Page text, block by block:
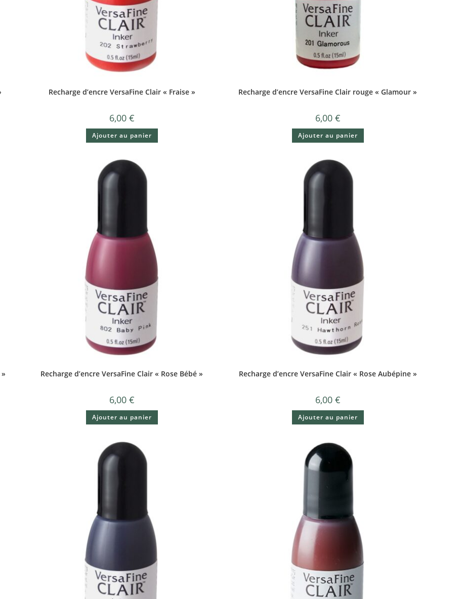
Recharge d’encre VersaFine Clair « Fraise »
6,00 €
Ajouter au panier
Recharge d’encre VersaFine Clair rouge « Glamour »
6,00 €
Ajouter au panier
Recharge d’encre VersaFine Clair « Rose Bébé »
6,00 €
Ajouter au panier
Recharge d’encre VersaFine Clair « Rose Aubépine »
6,00 €
Ajouter au panier